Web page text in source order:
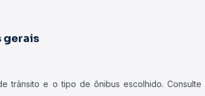
gerais
e o tipo de ônibus escolhido. Consulte